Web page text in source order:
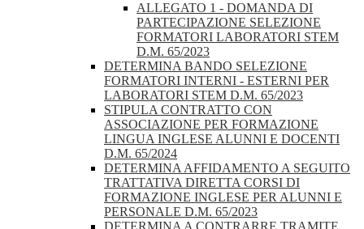
ALLEGATO 1 - DOMANDA DI
PARTECIPAZIONE SELEZIONE
FORMATORI LABORATORI STEM
D.M. 65/2023
DETERMINA BANDO SELEZIONE
FORMATORI INTERNI - ESTERNI PER
LABORATORI STEM D.M. 65/2023
STIPULA CONTRATTO CON
ASSOCIAZIONE PER FORMAZIONE
LINGUA INGLESE ALUNNI E DOCENTI
D.M. 65/2024
DETERMINA AFFIDAMENTO A SEGUITO
TRATTATIVA DIRETTA CORSI DI
FORMAZIONE INGLESE PER ALUNNI E
PERSONALE D.M. 65/2023